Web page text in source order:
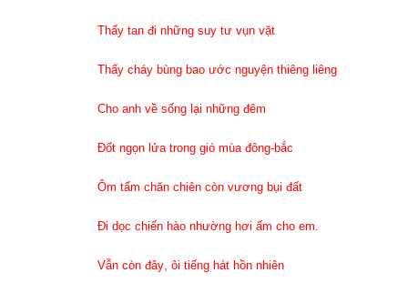
Thấy tan đi những suy tư vụn vặt
Thấy cháy bùng bao ước nguyện thiêng liêng
Cho anh về sống lại những đêm
Đốt ngọn lửa trong gió mùa đông-bắc
Ôm tấm chăn chiên còn vương bụi đất
Đi dọc chiến hào nhường hơi ấm cho em.
Vẫn còn đây, ôi tiếng hát hồn nhiên